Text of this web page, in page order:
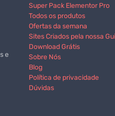
e
Super Pack Elementor Pro
Todos os produtos
Ofertas da semana
Sites Criados pela nossa
Download Grátis
Sobre Nós
Blog
Política de privacidade
Dúvidas